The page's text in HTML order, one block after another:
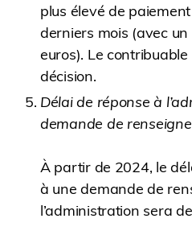
plus élevé de
derniers mois (avec
euros). Le
décision.
Délai de réponse à
demande de
À partir de 2024, le
à une demande de
l’administration sera